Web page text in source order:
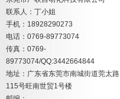
联系人：丁小姐
手机：18928290273
电话：0769-89773074
传真：0769-
89773074/QQ:3442664844
地址：广东省东莞市南城街道莞太路
115号旺南世贸1号楼